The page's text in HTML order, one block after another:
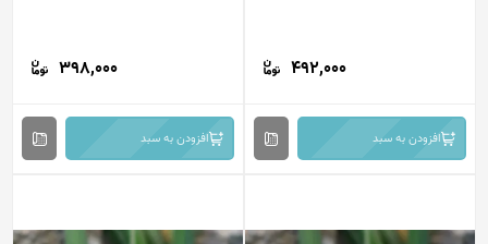
492,000
افزودن به سبد
398,000
افزودن به سبد